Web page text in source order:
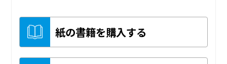
紙の書籍を購入する